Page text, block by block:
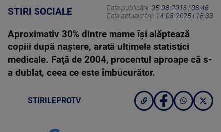
STIRI SOCIALE Data publicării: 05-08-2018 | 08:46
Data actualizării: 14-08-2025 | 18:33
Aproximativ 30% dintre mame îşi alăptează
copiii după naştere, arată ultimele statistici
medicale. Faţă de 2004, procentul aproape că s-
a dublat, ceea ce este îmbucurător.
STIRILEPROTV